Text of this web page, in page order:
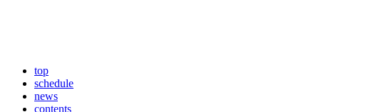
top
schedule
news
contents